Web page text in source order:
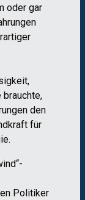
oder gar
brauchte,
den
für
Politiker